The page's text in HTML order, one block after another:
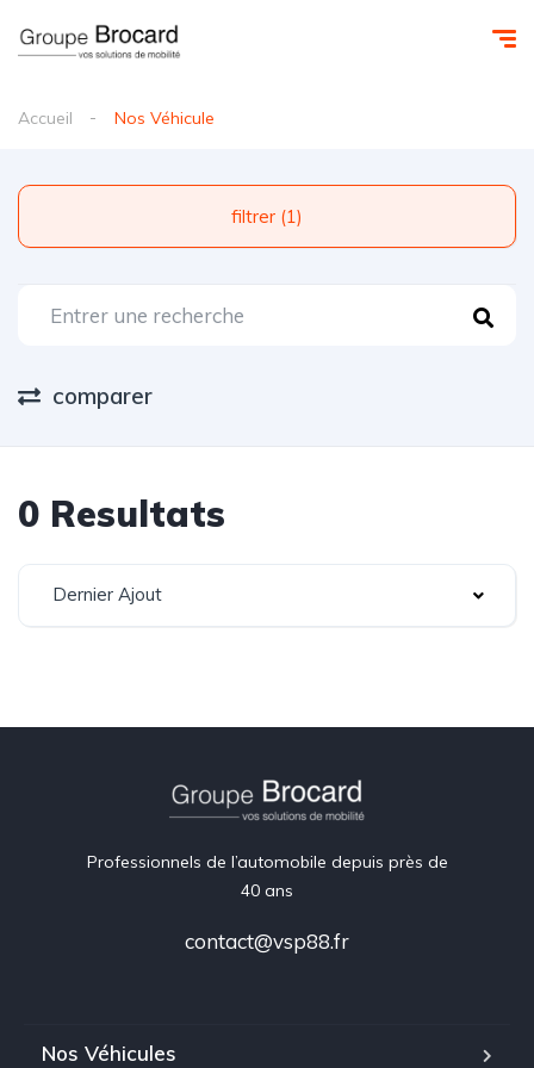
Accueil Nos Véhicule
filtrer (1)
comparer
0 Resultats
Dernier Ajout
Professionnels de l’automobile depuis près de
40 ans
contact@vsp88.fr
Nos Véhicules